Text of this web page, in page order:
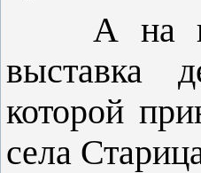
А на
выставка
которой
села